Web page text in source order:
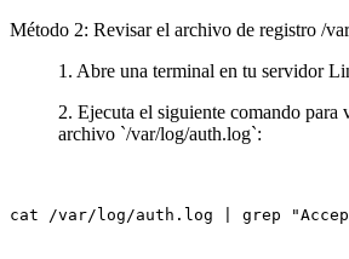
Método 2: Revisar el archivo de registro /
1. Abre una terminal en tu servidor
2. Ejecuta el siguiente comando para
archivo `/var/log/auth.log`:
cat /var/log/auth.log | grep